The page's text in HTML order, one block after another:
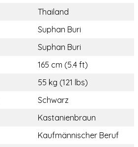
Thailand
Suphan Buri
Suphan Buri
165 cm (5.4 ft)
55 kg (121 lbs)
Schwarz
Kastanienbraun
Kaufmännischer Beruf